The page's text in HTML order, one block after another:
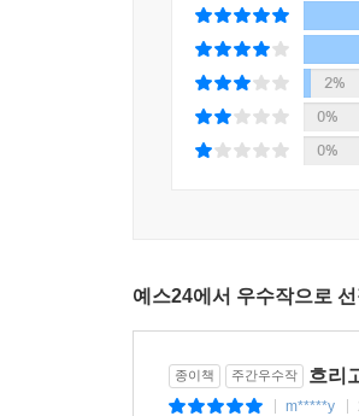
2%
0%
0%
예스24에서 우수작으로
종이책 주간우수작 흐리
m*****y